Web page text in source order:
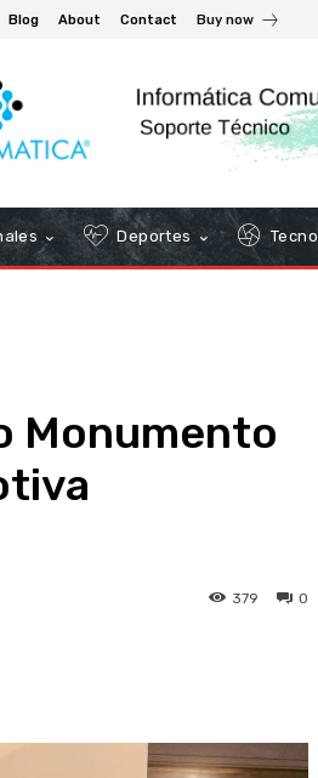
Blog About Contact Buy now
Deportes Tecno
Monumento
0
379